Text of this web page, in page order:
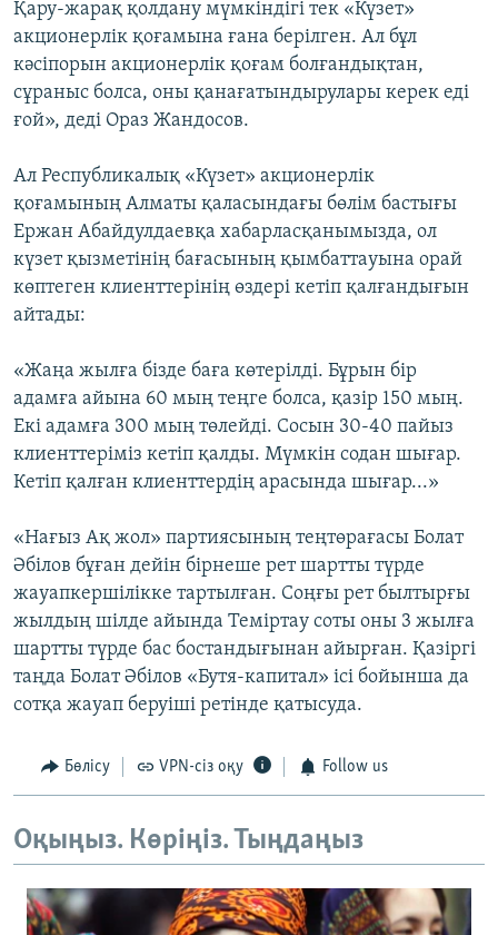
Қару-жарақ қолдану мүмкіндігі тек «Күзет»
акционерлік қоғамына ғана берілген. Ал бұл
кәсіпорын акционерлік қоғам болғандықтан,
сұраныс болса, оны қанағатындырулары керек еді
ғой», деді Ораз Жандосов.
Ал Республикалық «Күзет» акционерлік
қоғамының Алматы қаласындағы бөлім бастығы
Ержан Абайдулдаевқа хабарласқанымызда, ол
күзет қызметінің бағасының қымбаттауына орай
көптеген клиенттерінің өздері кетіп қалғандығын
айтады:
«Жаңа жылға бізде баға көтерілді. Бұрын бір
адамға айына 60 мың теңге болса, қазір 150 мың.
Екі адамға 300 мың төлейді. Сосын 30-40 пайыз
клиенттеріміз кетіп қалды. Мүмкін содан шығар.
Кетіп қалған клиенттердің арасында шығар...»
«Нағыз Ақ жол» партиясының теңтөрағасы Болат
Әбілов бұған дейін бірнеше рет шартты түрде
жауапкершілікке тартылған. Соңғы рет былтырғы
жылдың шілде айында Теміртау соты оны 3 жылға
шартты түрде бас бостандығынан айырған. Қазіргі
таңда Болат Әбілов «Бутя-капитал» ісі бойынша да
сотқа жауап беруіші ретінде қатысуда.
Бөлісу VPN-сіз оқу Follow us
Оқыңыз. Көріңіз. Тыңдаңыз